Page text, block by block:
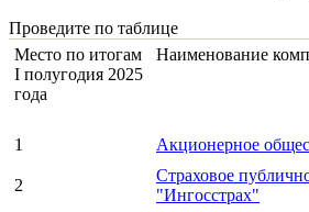
Проведите по таблице
Место по итогам
I полугодия 2025
года
Наименование
1 Акционерное
2
Страховое
"Ингосстрах"